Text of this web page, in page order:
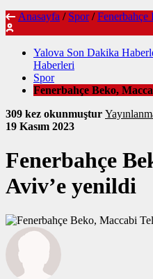
Anasayfa / Spor /
Yalova Son Dakika
Haberleri
Spor
Fenerbahçe Beko,
309 kez okunmuştur
19 Kasım 2023
Fenerbahçe
Aviv’e yenildi